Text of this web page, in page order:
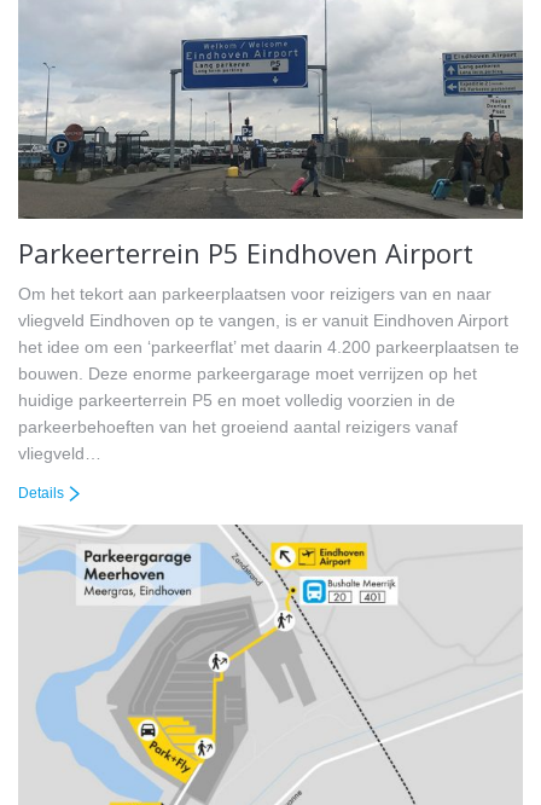
Parkeerterrein P5 Eindhoven Airport
Om het tekort aan parkeerplaatsen voor reizigers van en naar
vliegveld Eindhoven op te vangen, is er vanuit Eindhoven Airport
het idee om een ‘parkeerflat’ met daarin 4.200 parkeerplaatsen te
bouwen. Deze enorme parkeergarage moet verrijzen op het
huidige parkeerterrein P5 en moet volledig voorzien in de
parkeerbehoeften van het groeiend aantal reizigers vanaf
vliegveld…
Details